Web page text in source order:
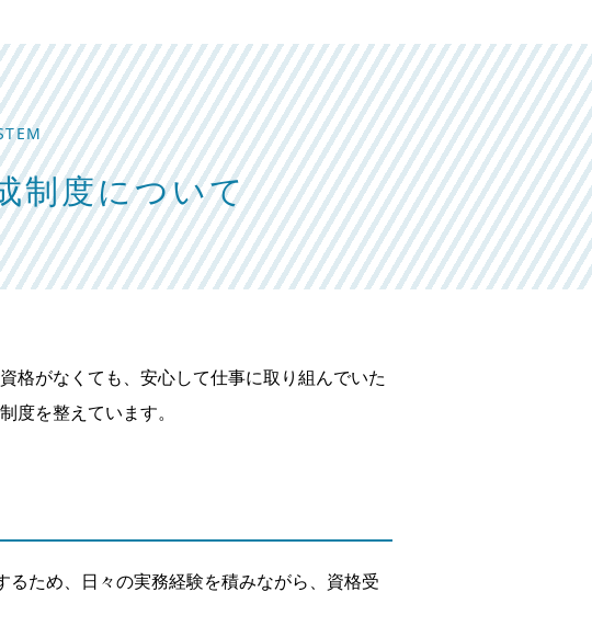
制度について
格がなくても、安心して仕事に取り組んでいた
度を整えています。
ため、日々の実務経験を積みながら、資格受